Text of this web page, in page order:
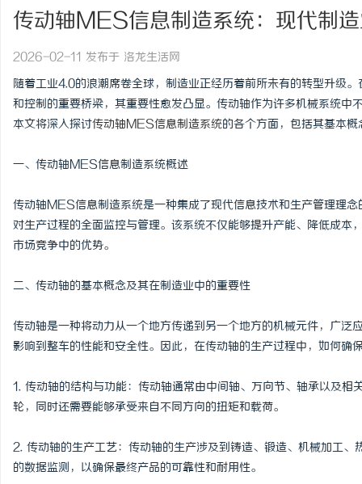
传动轴MES信息制造系统：现代制
2026-02-11 发布于 洛龙生活网
随着工业4.0的浪潮席卷全球，制造业正经历着前所未有的转型升级
和控制的重要桥梁，其重要性愈发凸显。传动轴作为许多机械系统
本文将深入探讨传动轴MES信息制造系统的各个方面，包括其基本
一、传动轴MES信息制造系统概述
传动轴MES信息制造系统是一种集成了现代信息技术和生产管理理
对生产过程的全面监控与管理。该系统不仅能够提升产能、降低成
市场竞争中的优势。
二、传动轴的基本概念及其在制造业中的重要性
传动轴是一种将动力从一个地方传递到另一个地方的机械元件，广
影响到整车的性能和安全性。因此，在传动轴的生产过程中，如何确
1. 传动轴的结构与功能：传动轴通常由中间轴、万向节、轴承以及
轮，同时还需要能够承受来自不同方向的扭矩和载荷。
2. 传动轴的生产工艺：传动轴的生产涉及到铸造、锻造、机械加工
的数据监测，以确保最终产品的可靠性和耐用性。